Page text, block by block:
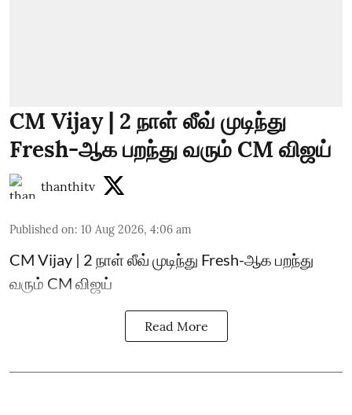
CM Vijay | 2 நாள் லீவ் முடிந்து
Fresh-ஆக பறந்து வரும் CM விஜய்
thanthitv
Published on: 10 Aug 2026, 4:06 am
CM Vijay | 2 நாள் லீவ் முடிந்து Fresh-ஆக பறந்து
வரும் CM விஜய்
Read More